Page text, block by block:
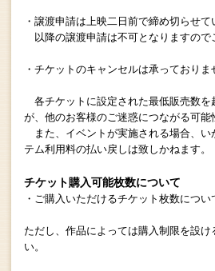
・譲渡申請は上映二日前で締め切らせて
以降の譲渡申請は不可となりますので
・チケットのキャンセルは承っておりま
各チケットに設定された最低販売数を
が、他のお客様のご迷惑につながる可能
また、イベントが実施される場合、い
テム利用料の払い戻しは致しかねます。
チケット購入可能枚数について
・ご購入いただけるチケット枚数につい
ただし、作品によっては購入制限を設
い。